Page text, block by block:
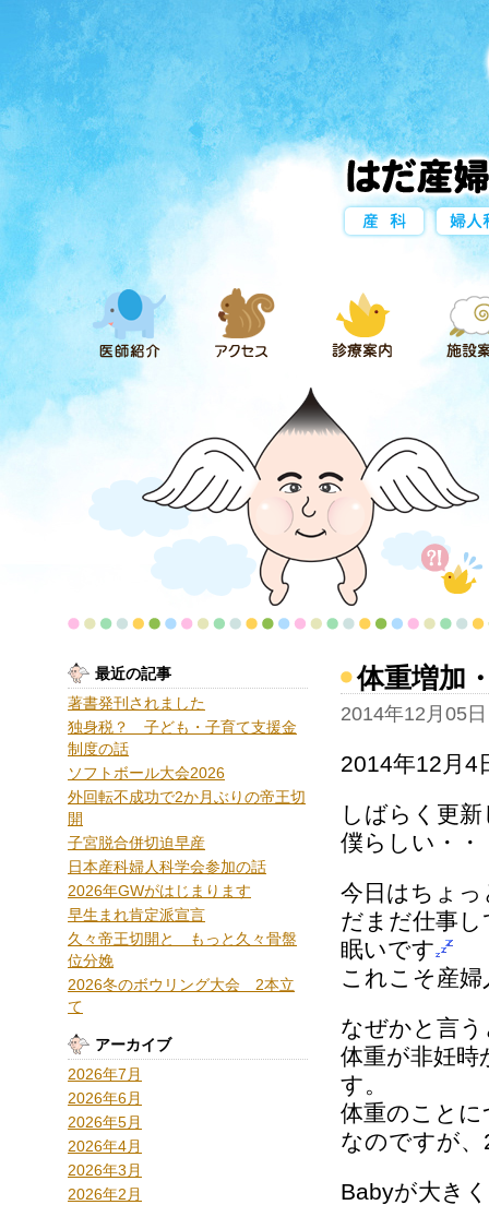
最近の記事
著書発刊されました
独身税？ 子ども・子育て支援金
制度の話
ソフトボール大会2026
外回転不成功で2か月ぶりの帝王切
開
子宮脱合併切迫早産
日本産科婦人科学会参加の話
2026年GWがはじまります
早生まれ肯定派宣言
久々帝王切開と もっと久々骨盤
位分娩
2026冬のボウリング大会 2本立
て
アーカイブ
2026年7月
2026年6月
2026年5月
2026年4月
2026年3月
2026年2月
体重増加
2014年12月05
2014年12月
しばらく更
僕らしい・・
今日はちょ
だまだ仕事
眠いです
これこそ産婦
なぜかと言
体重が非妊
す。
体重のことに
なのですが
Babyが大き